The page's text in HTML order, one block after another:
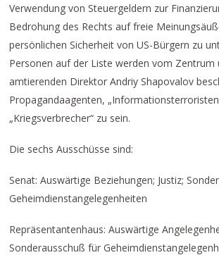
Verwendung von Steuergeldern zur
Bedrohung des Rechts auf freie
persönlichen Sicherheit von US-Bürgern zu
Personen auf der Liste werden vom Zentrum
amtierenden Direktor Andriy Shapovalov
Propagandaagenten,
„Kriegsverbrecher“ zu sein.
Die sechs Ausschüsse sind:
Senat: Auswärtige Beziehungen; Justiz;
Geheimdienstangelegenheiten
Repräsentantenhaus: Auswärtige
Sonderausschuß für